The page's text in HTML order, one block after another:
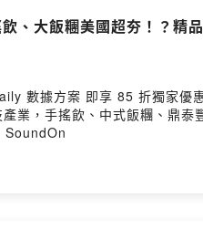
、大飯糰美國超夯！？精
即享 85 折獨家優惠！ 下載 Saily 應用
業，手搖飲、中式飯糰、鼎